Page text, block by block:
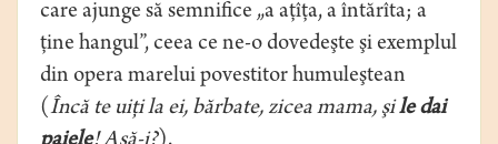
care ajunge să semnifice „a aţîţa, a întărîta; a
ţine hangul”, ceea ce ne-o dovedeşte şi exemplul
din opera marelui povestitor humuleştean
(Încă te uiţi la ei, bărbate, zicea mama, şile dai